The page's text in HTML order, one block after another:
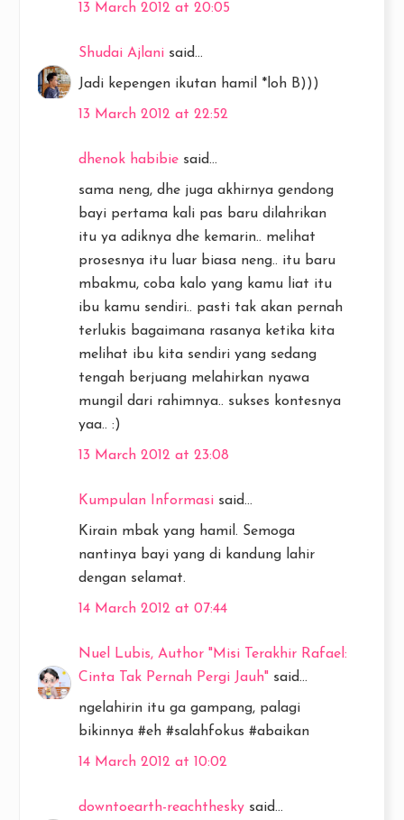
13 March 2012 at 20:05
Shudai Ajlani said...
Jadi kepengen ikutan hamil *loh B)))
13 March 2012 at 22:52
dhenok habibie said...
sama neng, dhe juga akhirnya gendong
bayi pertama kali pas baru dilahrikan
itu ya adiknya dhe kemarin.. melihat
prosesnya itu luar biasa neng.. itu baru
mbakmu, coba kalo yang kamu liat itu
ibu kamu sendiri.. pasti tak akan pernah
terlukis bagaimana rasanya ketika kita
melihat ibu kita sendiri yang sedang
tengah berjuang melahirkan nyawa
mungil dari rahimnya.. sukses kontesnya
yaa.. :)
13 March 2012 at 23:08
Kumpulan Informasi said...
Kirain mbak yang hamil. Semoga
nantinya bayi yang di kandung lahir
dengan selamat.
14 March 2012 at 07:44
Nuel Lubis, Author "Misi Terakhir Rafael:
Cinta Tak Pernah Pergi Jauh" said...
ngelahirin itu ga gampang, palagi
bikinnya #eh #salahfokus #abaikan
14 March 2012 at 10:02
downtoearth-reachthesky said...